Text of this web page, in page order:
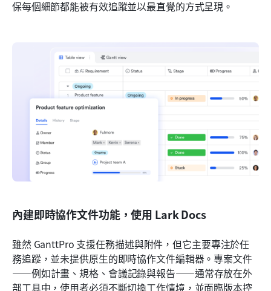
保每個細節都能被有效追蹤並以最直覺的方式呈現。
內建即時協作文件功能，使用 Lark Docs
雖然 GanttPro 支援任務描述與附件，但它主要專注於任
務追蹤，並未提供原生的即時協作文件編輯器。專案文件
——例如計畫、規格、會議記錄與報告——通常存放在外
部工具中，使用者必須不斷切換工作情境，並面臨版本控